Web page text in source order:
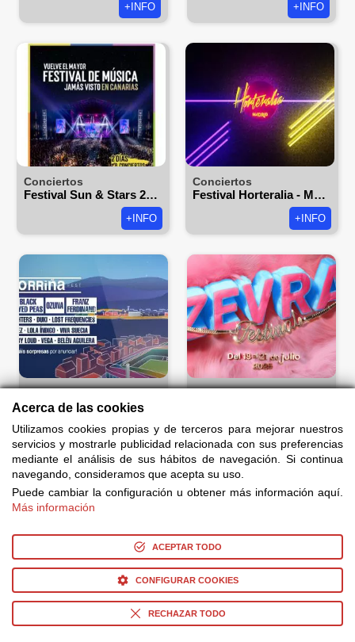
+INFO +INFO
Conciertos
Festival Sun & Stars 2021
+INFO
Conciertos
Festival Horteralia - Madrid
+INFO
Morriña Festival
+INFO +INFO
Conciertos Conciertos
Salamanca Vive Festival
Acerca de las cookies
Utilizamos cookies propias y de terceros para mejorar nuestros
servicios y mostrarle publicidad relacionada con sus preferencias
mediante el análisis de sus hábitos de navegación. Si continua
navegando, consideramos que acepta su uso.
Puede cambiar la configuración u obtener más información aquí.
Más información
ACEPTAR TODO
CONFIGURAR COOKIES
RECHAZAR TODO